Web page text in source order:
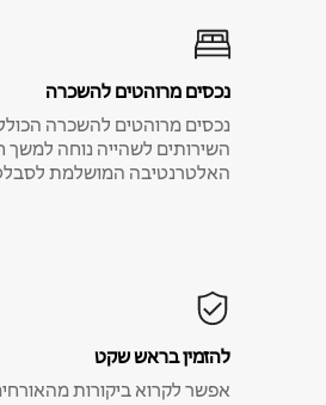
נכסים מרוהטים להשכרה
נכסים מרוהטים להשכרה
השירותים לשהייה נוחה למשך
האלטרנטיבה המושלמת
להזמין בראש שקט
אפשר לקרוא ביקורות